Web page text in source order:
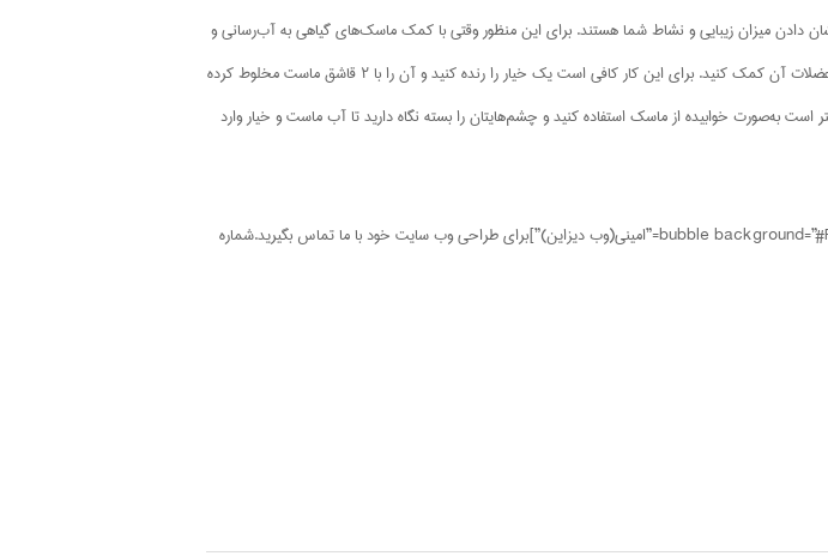
میزان زیبایی و نشاط شما هستند. برای این منظور وقتی با کمک ماسک‌های گیاهی به آب‌رسانی و
غذارسانی پوست‌تان می‌پردازید با ماسک خیار و ماست نیز به جوانسازی و نشاط پوست دور چشم و عضلات آن کمک کنید. برای این کار کافی است یک خیار را رنده کنید و آن را با ۲ قاشق ماست مخلوط کرده
به‌مدت ۱۵ دقیقه باقی بماند. در این حالت بهتر است به‌صورت خوابیده از ماسک استفاده کنید و چشم‌هایتان را بسته نگاه دارید تا آب ماست و خیار وارد
موفق باشيد[col class=”span3″][bubble background=”#FFF” color=”#666″ border=”3px solid #ccc” author=”امینی(وب دیزاین)”]برای طراحی وب سایت خود با ما تماس بگیرید.شماره